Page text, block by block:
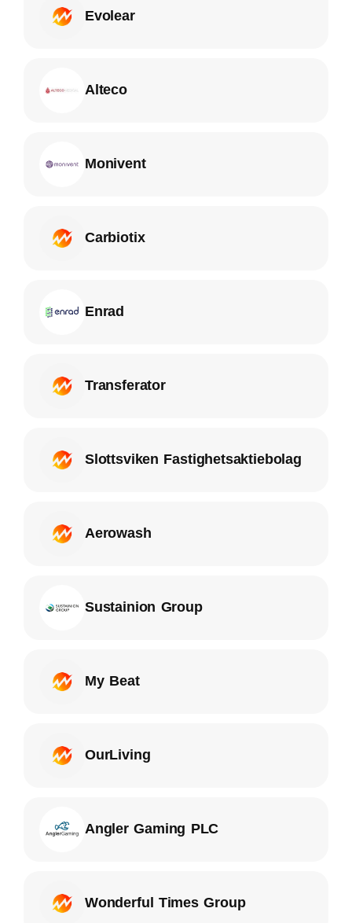
Evolear
Alteco
Monivent
Carbiotix
Enrad
Transferator
Slottsviken Fastighetsaktiebolag
Aerowash
Sustainion Group
My Beat
OurLiving
Angler Gaming PLC
Wonderful Times Group